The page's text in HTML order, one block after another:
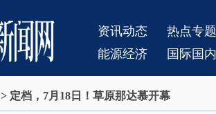
资讯动态
热点专题
能源经济
国际国内
> 定档，7月18日！草原那达慕开幕